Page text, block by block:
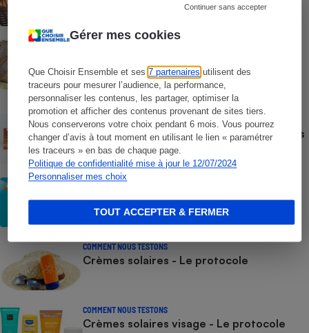
Gérer mes cookies
Que Choisir Ensemble et ses7 partenaires utilisent des
traceurs pour mesurer l’audience, la performance,
personnaliser les contenus, les partager, optimiser la
promotion et afficher des contenus provenant de sites tiers.
Nous conserverons votre choix pendant 6 mois. Vous pourrez
changer d’avis à tout moment en utilisant le lien « paramétrer
les traceurs » en bas de chaque page.
Politique de confidentialité mise à jour le 12/07/2024
Personnaliser mes choix
Continuer sans accepter
TOUT ACCEPTER & FERMER
répulsif le plus efficace ?
Temu, Shein et AliExpress - 9 sur 10
dangereuses pour la santé des
consommateurs
ACTUALITÉ
Crèmes solaires - Le bilan désastreux des
plateformes chinoises
CONSEILS
Crèmes solaires - Les logos à la loupe
COMMENT NOUS TESTONS
Crèmes solaires - Le protocole
COMMENT NOUS TESTONS
Crèmes solaires visage - Le protocole